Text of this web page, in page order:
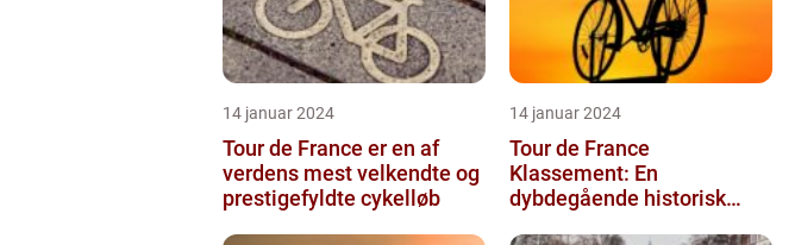
14 januar 2024
Tour de France er en af
verdens mest velkendte og
prestigefyldte cykelløb
14 januar 2024
Tour de France
Klassement: En
dybdegående historisk